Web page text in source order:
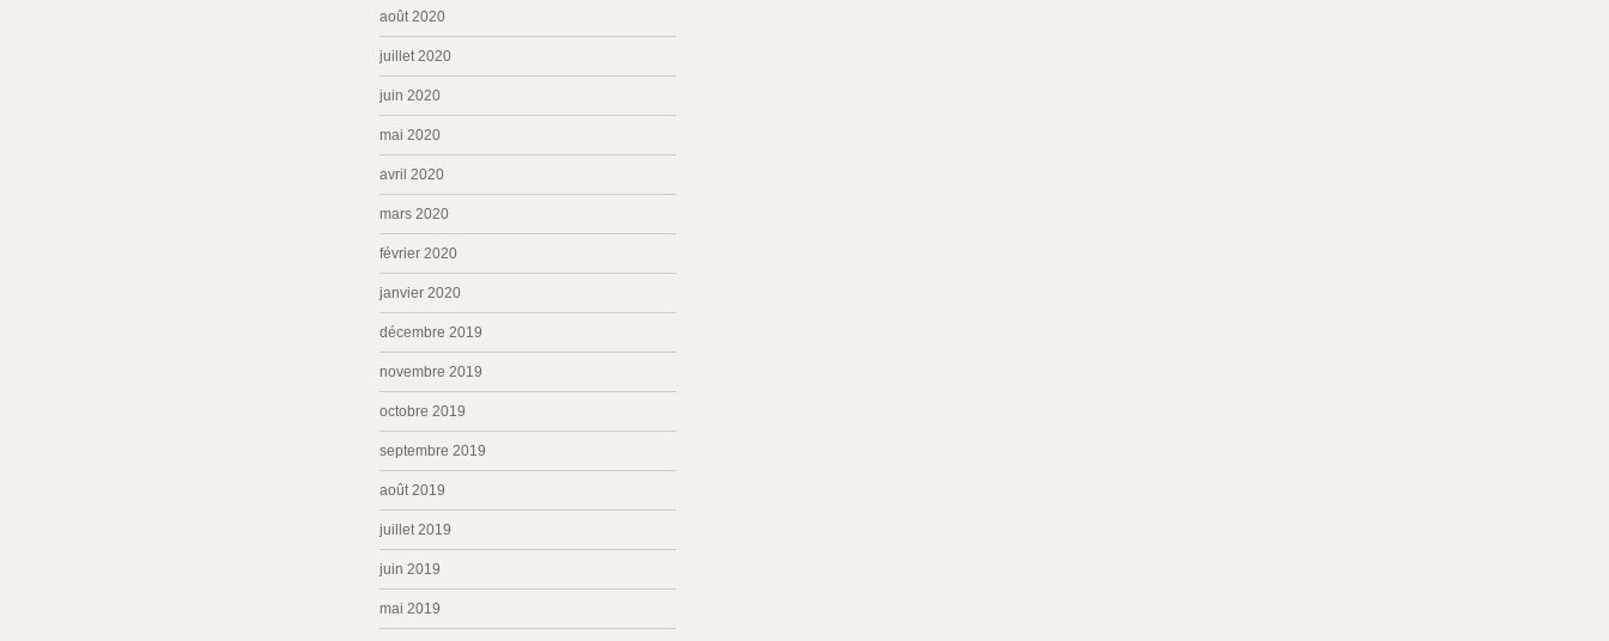
août 2020
juillet 2020
juin 2020
mai 2020
avril 2020
mars 2020
février 2020
janvier 2020
décembre 2019
novembre 2019
octobre 2019
septembre 2019
août 2019
juillet 2019
juin 2019
mai 2019